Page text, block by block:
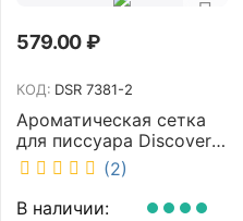
579.00₽
КОД: DSR 7381-2
Ароматическая сетка
для писсуара Discover
аромат Queen DSR
7381-2
(2)
В наличии: